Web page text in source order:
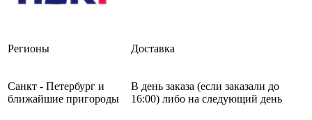
Регионы Доставка
Санкт - Петербург и
ближайшие пригороды
В день заказа (если заказали до
16:00) либо на следующий день